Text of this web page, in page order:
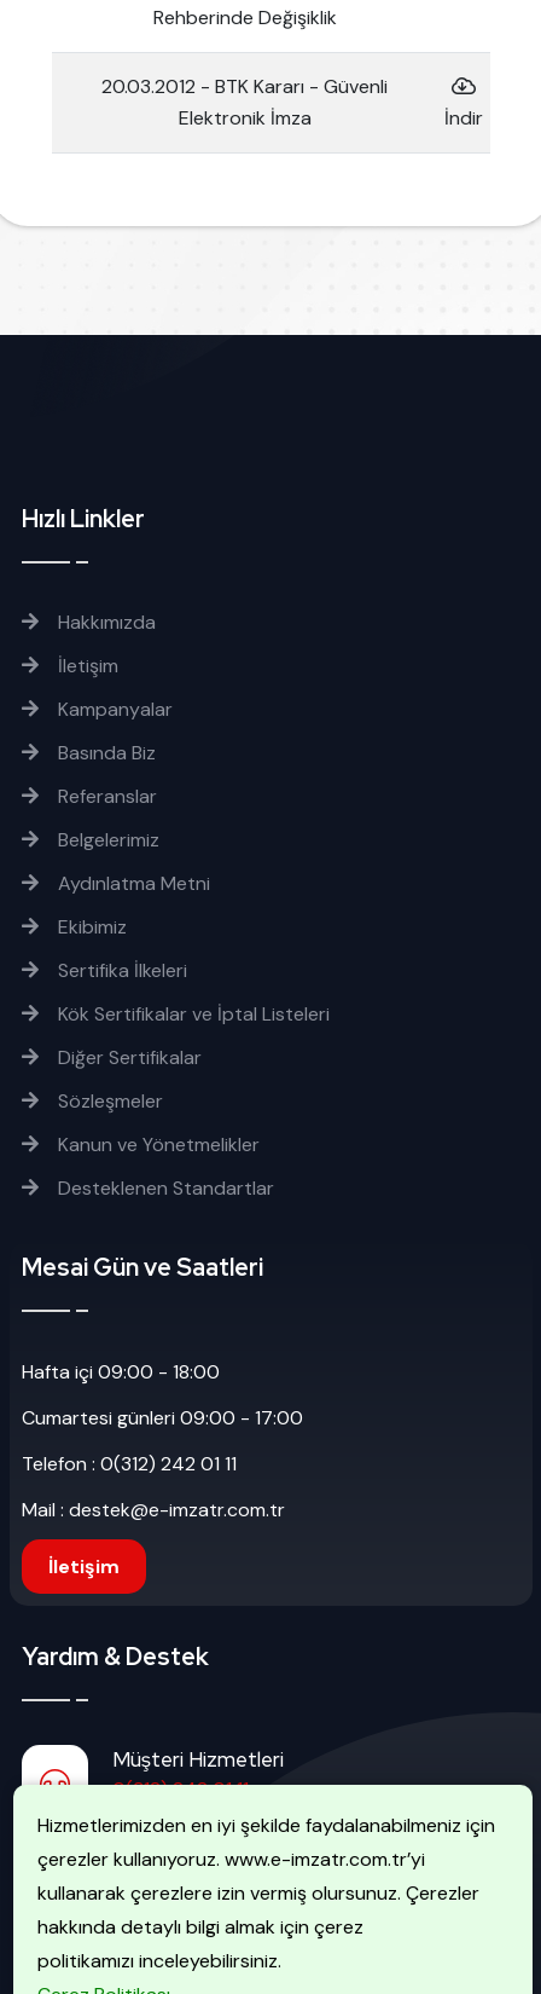
Rehberinde Değişiklik
20.03.2012 - BTK Kararı - Güvenli
Elektronik İmza
İndir
Hızlı Linkler
Hakkımızda
İletişim
Kampanyalar
Basında Biz
Referanslar
Belgelerimiz
Aydınlatma Metni
Ekibimiz
Sertifika İlkeleri
Kök Sertifikalar ve İptal Listeleri
Diğer Sertifikalar
Sözleşmeler
Kanun ve Yönetmelikler
Desteklenen Standartlar
Mesai Gün ve Saatleri
Hafta içi 09:00 - 18:00
Cumartesi günleri 09:00 - 17:00
Telefon : 0(312) 242 01 11
Mail : destek@e-imzatr.com.tr
İletişim
Yardım & Destek
Müşteri Hizmetleri
0(312) 242 01 11
İptal Hattı
0(507) 740 51 51
Hizmetlerimizden en iyi şekilde faydalanabilmeniz için
çerezler kullanıyoruz. www.e-imzatr.com.tr’yi
kullanarak çerezlere izin vermiş olursunuz. Çerezler
hakkında detaylı bilgi almak için çerez
politikamızı inceleyebilirsiniz.